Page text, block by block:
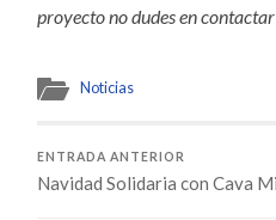
proyecto no dudes en
Noticias
ENTRADA ANTERIOR
Navidad Solidaria con Cava